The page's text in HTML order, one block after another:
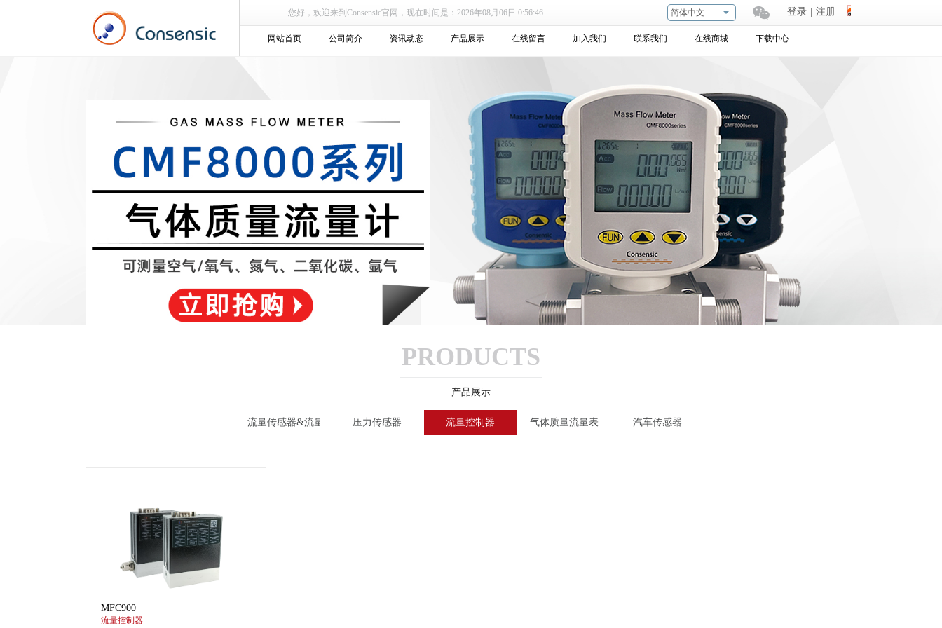
您好，欢迎来到Consensic官网，现在时间是：2026年08月06日 0:56:46 简体中文 登录 注册
网站首页 公司简介 资讯动态 产品展示 在线留言 加入我们 联系我们 在线商城 下载中心
PRODUCTS
产品展示
流量传感器&流量计 压力传感器 流量控制器 气体质量流量表 汽车传感器
MFC900
流量控制器